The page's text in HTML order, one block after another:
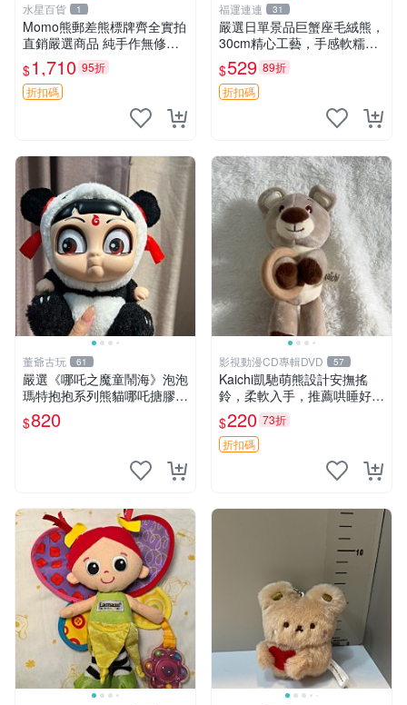
水星百貨 1
Momo熊郵差熊標牌齊全實拍
直銷嚴選商品 純手作無修圖
可收藏 郵差熊 Momo熊 標牌
商品
$1,710 95折
折扣碼
福運連連 31
嚴選日單景品巨蟹座毛絨熊，
30cm精心工藝，手感軟糯推
薦收藏送人 巨蟹座 毛絨玩具
精緻做工
$529 89折
折扣碼
董爺古玩 61
嚴選《哪吒之魔童鬧海》泡泡
瑪特抱抱系列熊貓哪吒搪膠臉
毛絨， STATE：如圖顯示 哪
吒 毛絨公仔 泡泡瑪特
$820
影視動漫CD專輯DVD 57
Kaichi凱馳萌熊設計安撫搖
鈴，柔軟入手，推薦哄睡好選
擇 熊公仔 安撫玩具 喂食環
$220 73折
折扣碼